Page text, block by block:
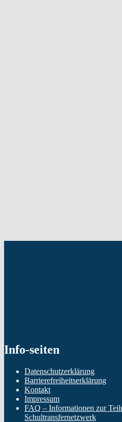
Info-seiten
Datenschutzerklärung
Barrierefreiheitserklärung
Kontakt
Impressum
FAQ – Informationen zur
Schultransfernetzwerk